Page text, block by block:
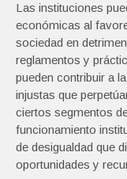
Las instituciones
económicas al
sociedad en
reglamentos y
pueden contribuir a
injustas que
ciertos segmentos
funcionamiento
de desigualdad que
oportunidades y